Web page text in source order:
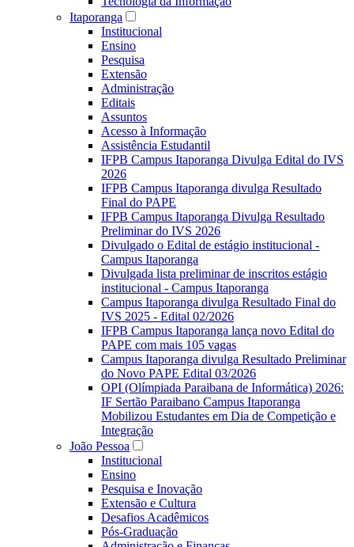
Itaporanga
Institucional
Ensino
Pesquisa
Extensão
Administração
Editais
Assuntos
Acesso à Informação
Assistência Estudantil
IFPB Campus Itaporanga Divulga Edital do IVS
2026
IFPB Campus Itaporanga divulga Resultado
Final do PAPE
IFPB Campus Itaporanga Divulga Resultado
Preliminar do IVS 2026
Divulgado o Edital de estágio institucional -
Campus Itaporanga
Divulgada lista preliminar de inscritos estágio
institucional - Campus Itaporanga
Campus Itaporanga divulga Resultado Final do
IVS 2025 - Edital 02/2026
IFPB Campus Itaporanga lança novo Edital do
PAPE com mais 105 vagas
Campus Itaporanga divulga Resultado Preliminar
do Novo PAPE Edital 03/2026
OPI (Olímpiada Paraibana de Informática) 2026:
IF Sertão Paraibano Campus Itaporanga
Mobilizou Estudantes em Dia de Competição e
Integração
João Pessoa
Institucional
Ensino
Pesquisa e Inovação
Extensão e Cultura
Desafios Acadêmicos
Pós-Graduação